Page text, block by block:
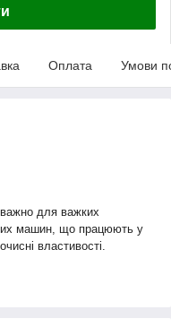
Оплата Умови
для важких
машин, що працюють у
властивості.